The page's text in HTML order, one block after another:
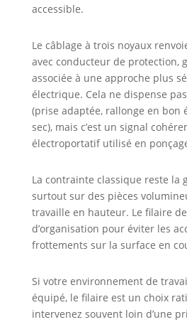
accessible.
Le câblage à trois noyaux
avec conducteur de protection,
associée à une approche plus
électrique. Cela ne dispense
(prise adaptée, rallonge en bon
sec), mais c’est un signal
électroportatif utilisé en
La contrainte classique reste la
surtout sur des pièces
travaille en hauteur. Le filaire
d’organisation pour éviter les
frottements sur la surface en
Si votre environnement de
équipé, le filaire est un choix
intervenez souvent loin d’une